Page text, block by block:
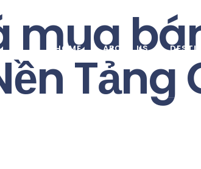
HOME ABOUT US
mua
Tảng